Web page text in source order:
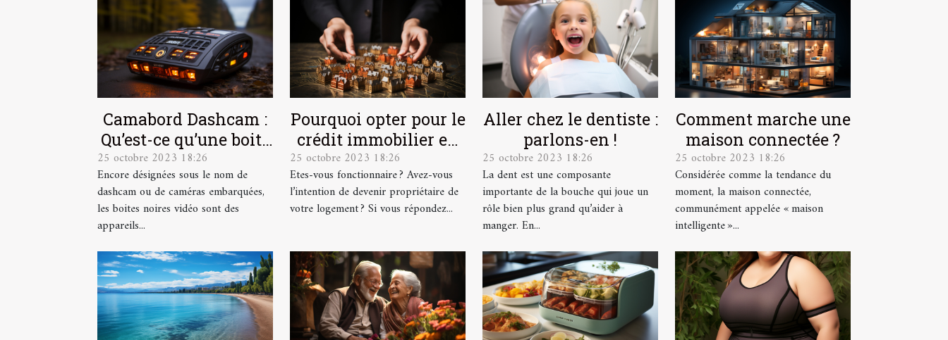
Camabord Dashcam :
Qu’est-ce qu’une boite
noire vidéo ?
25 octobre 2023 18:26
Encore désignées sous le nom de
dashcam ou de caméras embarquées,
les boites noires vidéo sont des
appareils...
Pourquoi opter pour le
crédit immobilier en
tant que
fonctionnaire ?
25 octobre 2023 18:26
Etes-vous fonctionnaire ? Avez-vous
l’intention de devenir propriétaire de
votre logement ? Si vous répondez...
Aller chez le dentiste :
parlons-en !
25 octobre 2023 18:26
La dent est une composante
importante de la bouche qui joue un
rôle bien plus grand qu’aider à
manger. En...
Comment marche une
maison connectée ?
25 octobre 2023 18:26
Considérée comme la tendance du
moment, la maison connectée,
communément appelée « maison
intelligente »...